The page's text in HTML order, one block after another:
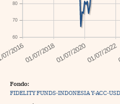
60
70
80
Fondo:
FIDELITY FUNDS-INDONESIA Y-ACC-USD